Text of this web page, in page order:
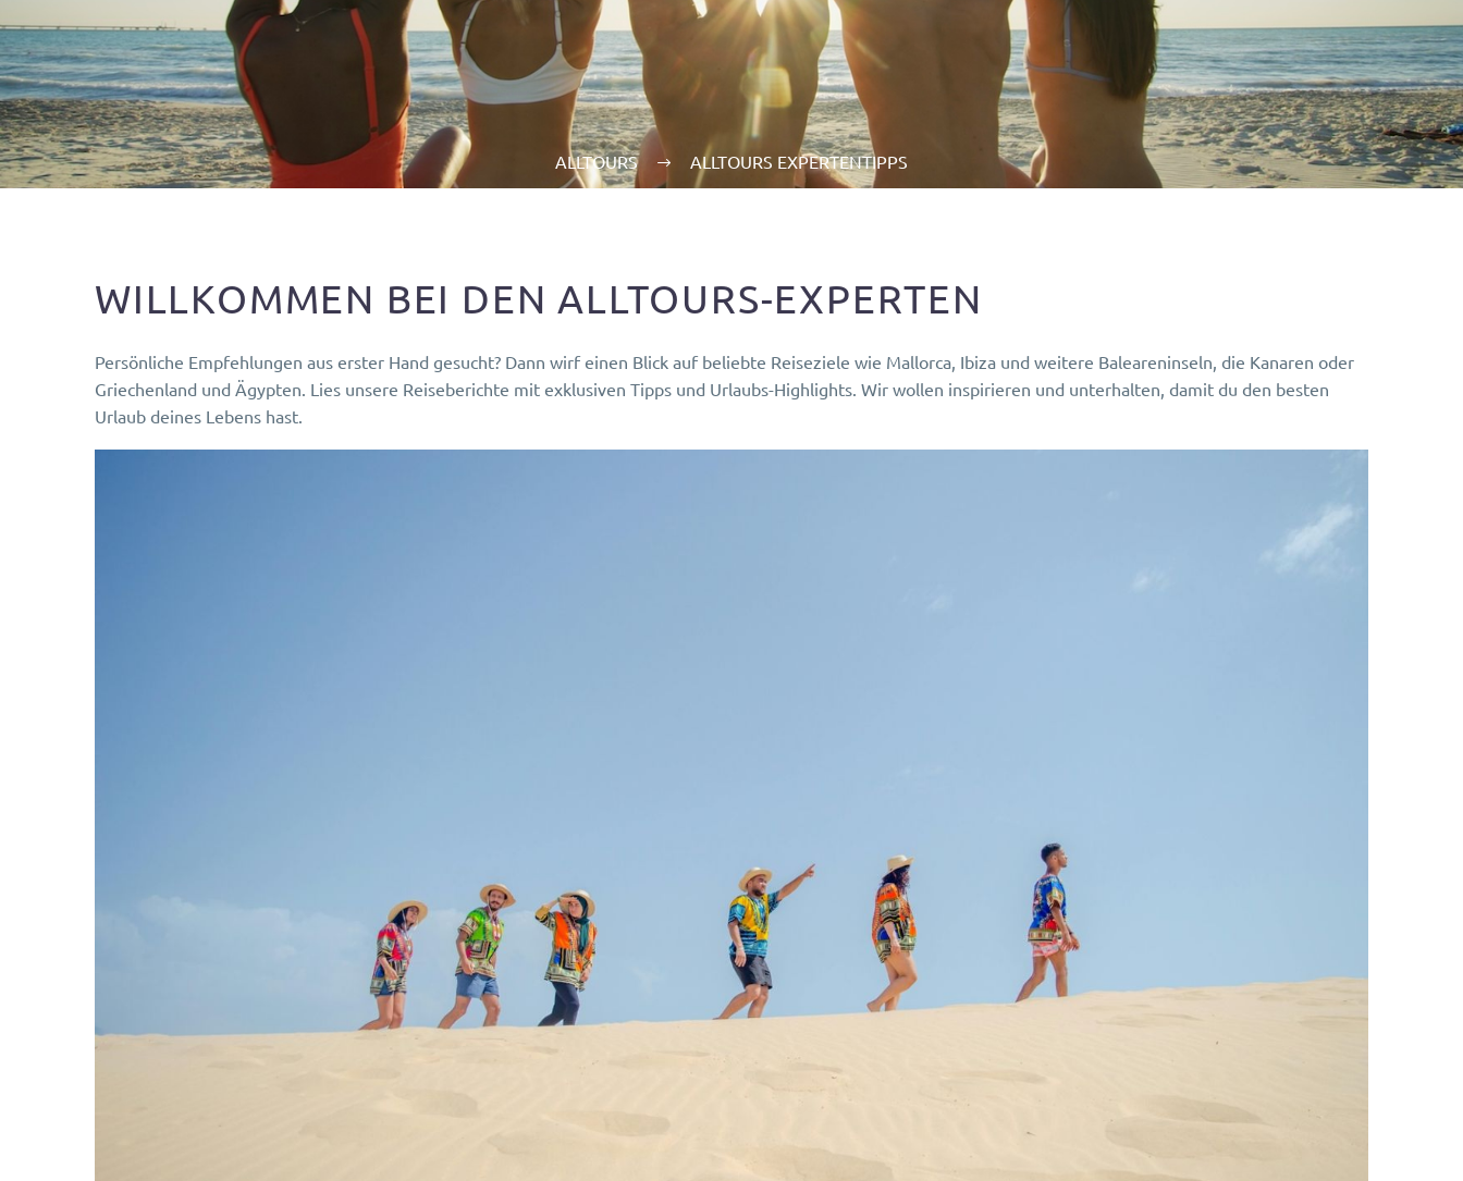
ALLTOURS ALLTOURS EXPERTENTIPPS
WILLKOMMEN BEI DEN ALLTOURS-EXPERTEN
Persönliche Empfehlungen aus erster Hand gesucht? Dann wirf einen Blick auf beliebte Reiseziele wie Mallorca, Ibiza und weitere Baleareninseln, die Kanaren oder
Griechenland und Ägypten. Lies unsere Reiseberichte mit exklusiven Tipps und Urlaubs-Highlights. Wir wollen inspirieren und unterhalten, damit du den besten
Urlaub deines Lebens hast.